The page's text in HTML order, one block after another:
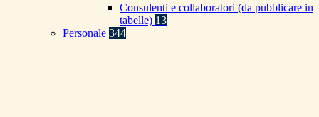
Consulenti e collaboratori (da pubblicare in
tabelle) 13
Personale 344